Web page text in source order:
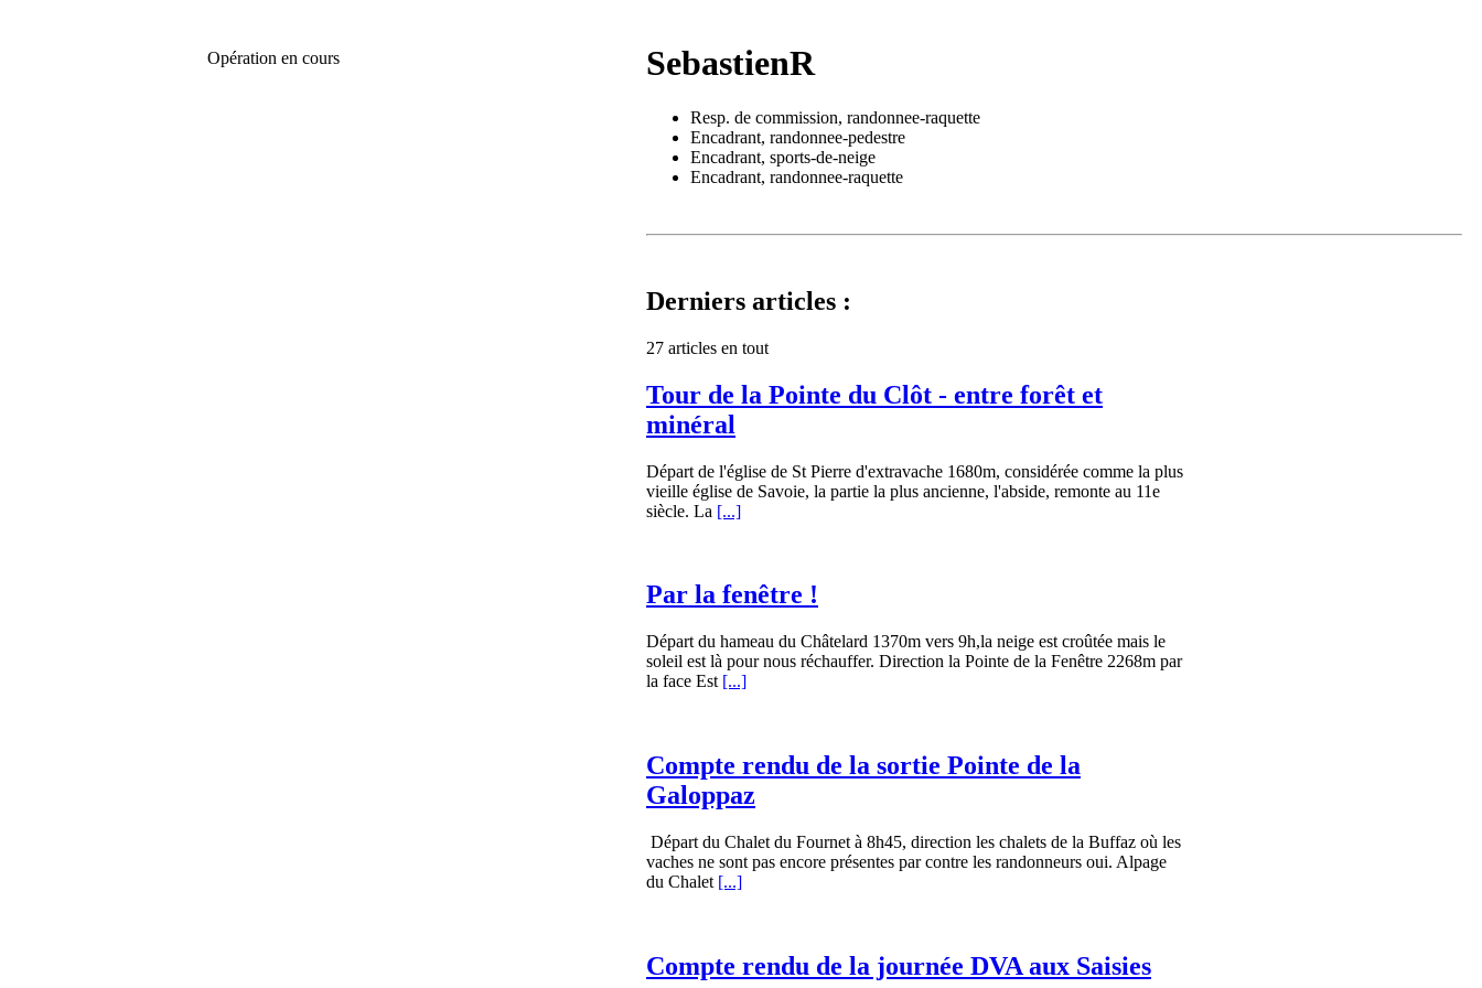
SebastienR
Resp. de commission, randonnee-raquette
Encadrant, randonnee-pedestre
Encadrant, sports-de-neige
Encadrant, randonnee-raquette
Derniers articles :
27 articles en tout
Tour de la Pointe du Clôt - entre forêt et
minéral
Départ de l'église de St Pierre d'extravache 1680m, considérée comme la plus
vieille église de Savoie, la partie la plus ancienne, l'abside, remonte au 11e
siècle. La [...]
Par la fenêtre !
Départ du hameau du Châtelard 1370m vers 9h,la neige est croûtée mais le
soleil est là pour nous réchauffer. Direction la Pointe de la Fenêtre 2268m par
la face Est [...]
Compte rendu de la sortie Pointe de la
Galoppaz
Départ du Chalet du Fournet à 8h45, direction les chalets de la Buffaz où les
vaches ne sont pas encore présentes par contre les randonneurs oui. Alpage
du Chalet [...]
Compte rendu de la journée DVA aux Saisies
Opération en cours